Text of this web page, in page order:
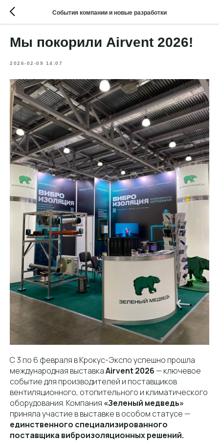
События компании и новые разработки
Мы покорили Airvent 2026!
2026-02-09 14:07
С 3 по 6 февраля в Крокус-Экспо успешно прошла
международная выставкаAirvent 2026 — ключевое
событие для производителей и поставщиков
вентиляционного, отопительного и климатического
оборудования. Компания «Зеленый медведь»
приняла участие в выставке в особом статусе —
единственного специализированного
поставщика виброизоляционных решений.